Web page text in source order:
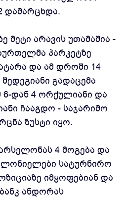
დამარცხდა.
მეტი არავის უთამაშია -
პარკეტზე
და ამ დროში 14
გადაცემა
დან 4 ორქულიანი და
ჩააგდო - საჯარიმო
ზუსტი იყო.
4 მოგება და
სატურნირო
იმყოფებიან და
ანდორას